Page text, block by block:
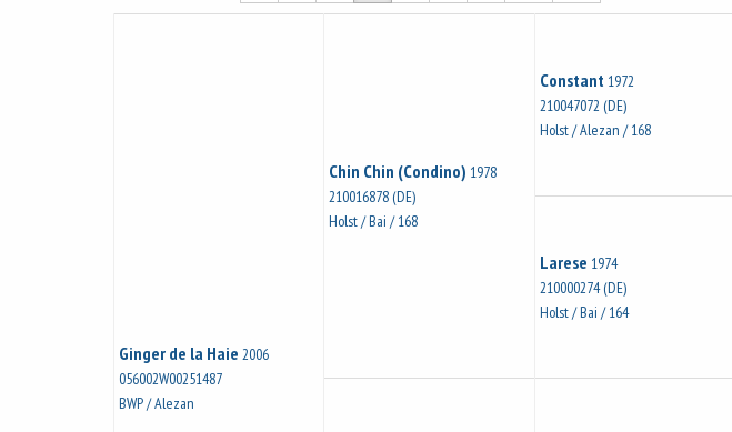
Ginger de la Haie 2006
056002W00251487
BWP / Alezan
Chin Chin (Condino) 1978
210016878 (DE)
Holst / Bai / 168
Constant 1972
210047072 (DE)
Holst / Alezan / 168
Larese 1974
210000274 (DE)
Holst / Bai / 164